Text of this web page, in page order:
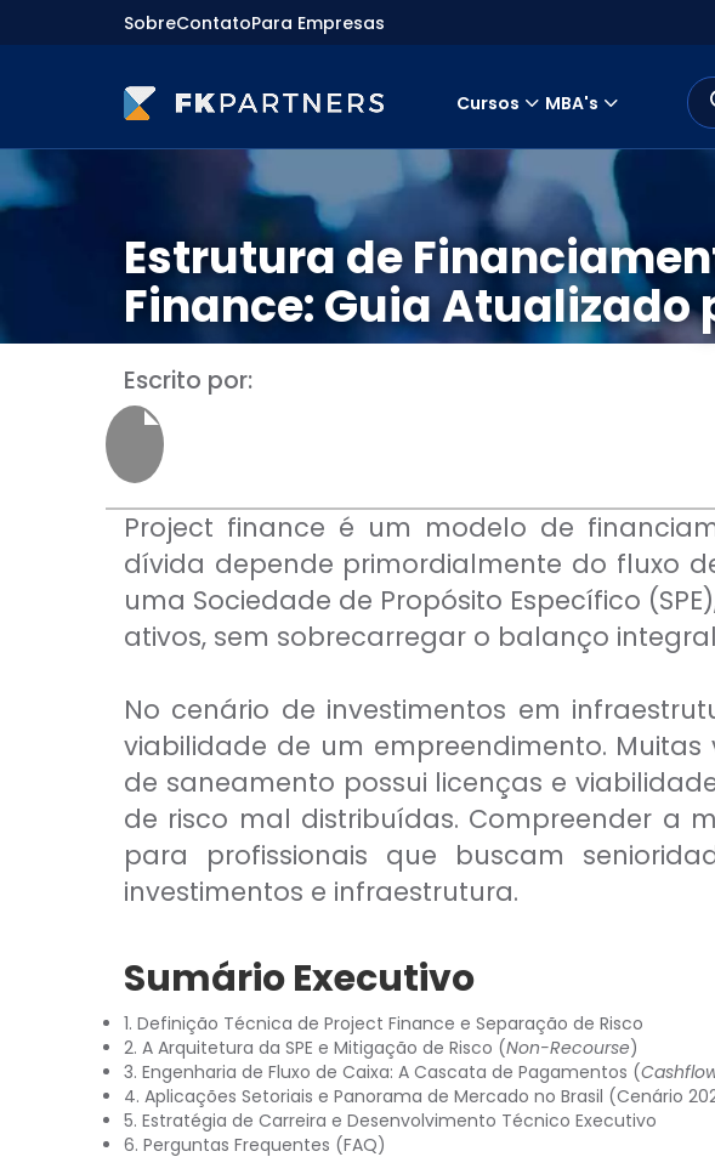
SobreContatoPara Empresas
Cursos MBA's
Cursos
Preparatórios Nacionais
Internacionais
Para empresas
Estrutura de
Finance: Guia Atualizado
Escrito por:
Project finance é um modelo de
dívida depende primordialmente do fluxo
uma Sociedade de Propósito Específico
ativos, sem sobrecarregar o balanço
No cenário de investimentos em
viabilidade de um empreendimento.
de saneamento possui licenças e
de risco mal distribuídas. Compreender a
para profissionais que buscam
investimentos e infraestrutura.
Sumário Executivo
1. Definição Técnica de Project Finance e Separação de Risco
2. A Arquitetura da SPE e Mitigação de Risco (Non-Recourse)
3. Engenharia de Fluxo de Caixa: A Cascata de Pagamentos (
4. Aplicações Setoriais e Panorama de Mercado no Brasil (Cenário
5. Estratégia de Carreira e Desenvolvimento Técnico Executivo
6. Perguntas Frequentes (FAQ)